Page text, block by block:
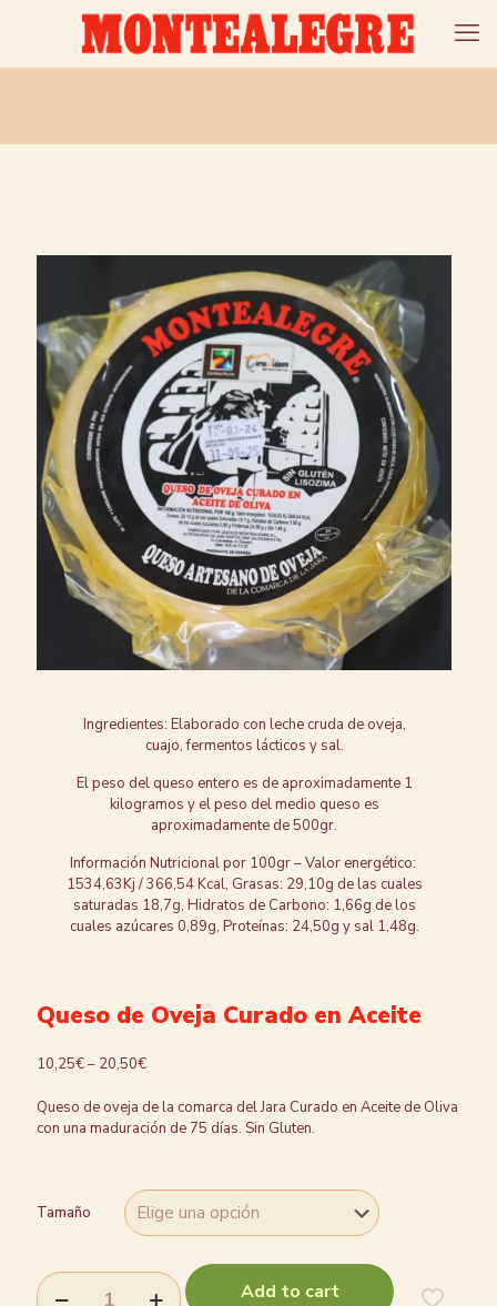
Ingredientes: Elaborado con leche cruda de oveja,
cuajo, fermentos lácticos y sal.
El peso del queso entero es de aproximadamente 1
kilogramos y el peso del medio queso es
aproximadamente de 500gr.
Información Nutricional por 100gr – Valor energético:
1534,63Kj / 366,54 Kcal, Grasas: 29,10g de las cuales
saturadas 18,7g, Hidratos de Carbono: 1,66g de los
cuales azúcares 0,89g, Proteínas: 24,50g y sal 1,48g.
Queso de Oveja Curado en Aceite
10,25€– 20,50€
Queso de oveja de la comarca del Jara Curado en Aceite de Oliva
con una maduración de 75 días. Sin Gluten.
Tamaño
Add to cart